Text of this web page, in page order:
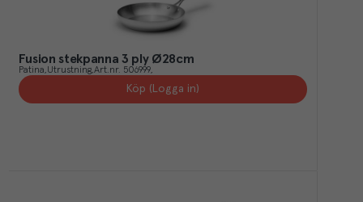
Fusion stekpanna 3 ply Ø28cm
Patina Utrustning Art.nr. 506999
Köp (Logga in)